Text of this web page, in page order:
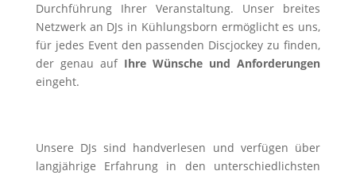
Durchführung Ihrer Veranstaltung. Unser breites
Netzwerk an DJs in Kühlungsborn ermöglicht es uns,
für jedes Event den passenden Discjockey zu finden,
der genau auf Ihre Wünsche und Anforderungen
eingeht.
Unsere DJs sind handverlesen und verfügen über
langjährige Erfahrung in den unterschiedlichsten